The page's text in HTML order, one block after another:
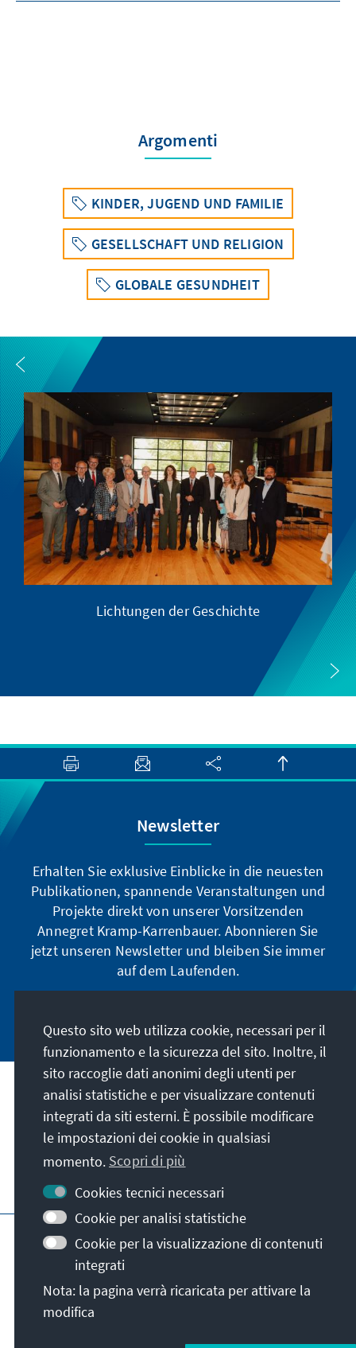
Argomenti
KINDER, JUGEND UND FAMILIE
GESELLSCHAFT UND RELIGION
GLOBALE GESUNDHEIT
Lichtungen der Geschichte
Newsletter
Erhalten Sie exklusive Einblicke in die neuesten
Publikationen, spannende Veranstaltungen und
Projekte direkt von unserer Vorsitzenden
Annegret Kramp-Karrenbauer. Abonnieren Sie
jetzt unseren Newsletter und bleiben Sie immer
auf dem Laufenden.
La nostra missione
Contatto
Altre offerte della fondazione
Colophon
Termini e condizioni
Erklärung zur Barrierefreiheit
Mappa del sito
© Konrad-Adenauer-Stiftung e.V. 2026
Questo sito web utilizza cookie, necessari per il
funzionamento e la sicurezza del sito. Inoltre, il
sito raccoglie dati anonimi degli utenti per
analisi statistiche e per visualizzare contenuti
integrati da siti esterni. È possibile modificare
le impostazioni dei cookie in qualsiasi
momento. Scopri di più
Cookies tecnici necessari
Cookie per analisi statistiche
Cookie per la visualizzazione di contenuti
integrati
Nota: la pagina verrà ricaricata per attivare la
modifica